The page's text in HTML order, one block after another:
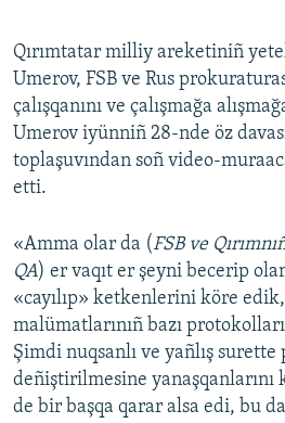
RFE/RS bütün saytları
Qırımtatar milliy areketiniñ
Umerov, FSB ve Rus
çalışqanını ve çalışmağa
Umerov iyünniñ 28-nde öz
toplaşuvından soñ video-
etti.
«Amma olar da (FSB ve
QA) er vaqıt er şeyni becerip
«cayılıp» ketkenlerini köre
malümatlarınıñ bazı
Şimdi nuqsanlı ve yañlış
deñiştirilmesine
de bir başqa qarar alsa edi, bu